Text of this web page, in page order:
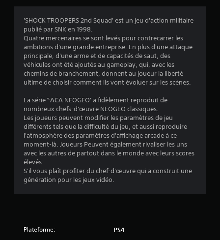
:
4
.
é
t
'SHOCK TROOPERS 2nd Squad' est un jeu d'action militaire
publié par SNK en 1998.
Quatre mercenaires se sont levés pour contrecarrer les
ambitions d'une grande entreprise. En plus d'une attaque
principale, d'une arme et de capacités de saut, des
véhicules ont été ajoutés au gameplay, qui, avec les
chemins de branchement, donnent au joueur la liberté
ultime de choisir comment ils vont évoluer sur les scènes.
La série ‶ACA NEOGEO' a fidèlement reproduit de
nombreux chefs-d'œuvre NEOGEO classiques.
Les joueurs peuvent modifier les paramètres de jeu
différents tels que la difficulté du jeu, et aussi reproduire
l'atmosphère des paramètres d'affichage arcade à ce
moment-là. Joueurs Peuvent également rivaliser les uns
avec les autres de partout dans le monde avec leurs scores
élevés.
S'il vous plaît profiter du chef-d'œuvre qui a construit une
génération pour les jeux vidéo.
Plateforme: PS4